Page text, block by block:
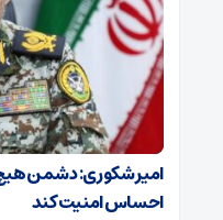
امیر شکوری: دشمن
احساس امنیت کند